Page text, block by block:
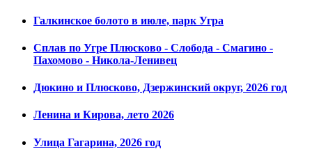
Галкинское болото в июле, парк Угра
Сплав по Угре Плюсково - Слобода - Смагино -
Пахомово - Никола-Ленивец
Дюкино и Плюсково, Дзержинский округ, 2026 год
Ленина и Кирова, лето 2026
Улица Гагарина, 2026 год